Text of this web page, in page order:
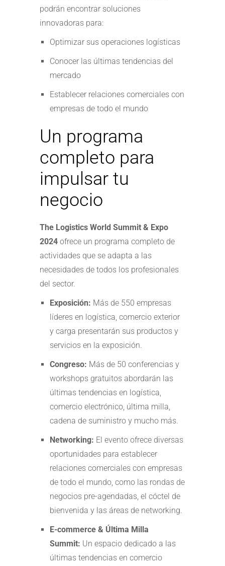
podrán encontrar soluciones
innovadoras para:
Optimizar sus operaciones logísticas
Conocer las últimas tendencias del
mercado
Establecer relaciones comerciales con
empresas de todo el mundo
Un programa
completo para
impulsar tu
negocio
The Logistics World Summit & Expo
2024 ofrece un programa completo de
actividades que se adapta a las
necesidades de todos los profesionales
del sector.
Exposición: Más de 550 empresas
líderes en logística, comercio exterior
y carga presentarán sus productos y
servicios en la exposición.
Congreso: Más de 50 conferencias y
workshops gratuitos abordarán las
últimas tendencias en logística,
comercio electrónico, última milla,
cadena de suministro y mucho más.
Networking: El evento ofrece diversas
oportunidades para establecer
relaciones comerciales con empresas
de todo el mundo, como las rondas de
negocios pre-agendadas, el cóctel de
bienvenida y las áreas de networking.
E-commerce & Última Milla
Summit: Un espacio dedicado a las
últimas tendencias en comercio